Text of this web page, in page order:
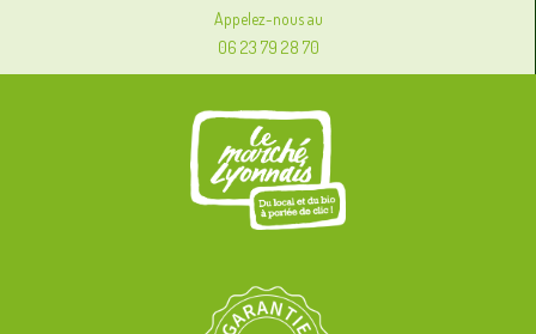
Appelez-nous au
06 23 79 28 70